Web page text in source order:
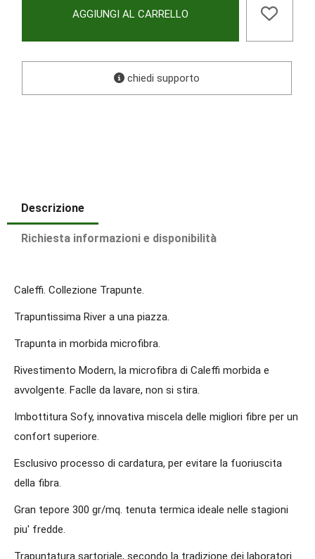
AGGIUNGI AL CARRELLO
chiedi supporto
Descrizione
Richiesta informazioni e disponibilità
Caleffi. Collezione Trapunte.
Trapuntissima River a una piazza.
Trapunta in morbida microfibra.
Rivestimento Modern, la microfibra di Caleffi morbida e
avvolgente. Faclle da lavare, non si stira.
Imbottitura Sofy, innovativa miscela delle migliori fibre per un
confort superiore.
Esclusivo processo di cardatura, per evitare la fuoriuscita
della fibra.
Gran tepore 300 gr/mq. tenuta termica ideale nelle stagioni
piu' fredde.
Trapuntatura sartoriale, secondo la tradizione dei laboratori